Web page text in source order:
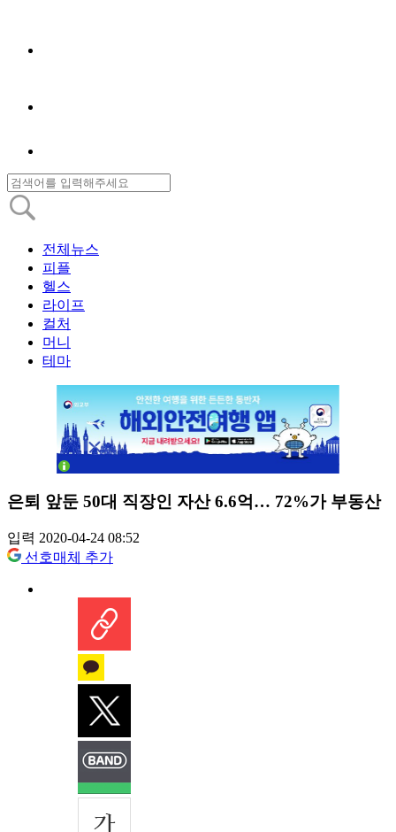
전체뉴스
피플
헬스
라이프
컬처
머니
테마
은퇴 앞둔 50대 직장인 자산 6.6억… 72%가 부동산
입력 2020-04-24 08:52
선호매체 추가